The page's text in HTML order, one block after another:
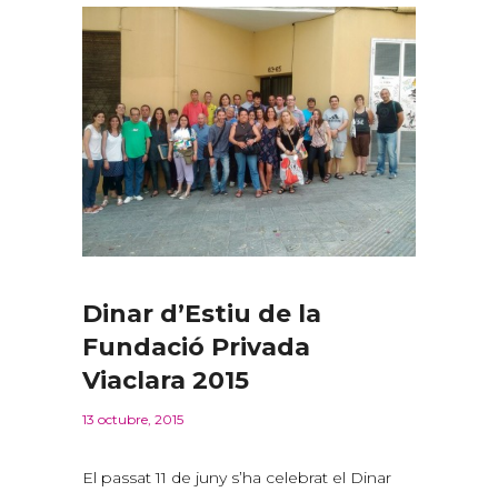
Dinar d’Estiu de la
Fundació Privada
Viaclara 2015
13 octubre, 2015
El passat 11 de juny s’ha celebrat el Dinar